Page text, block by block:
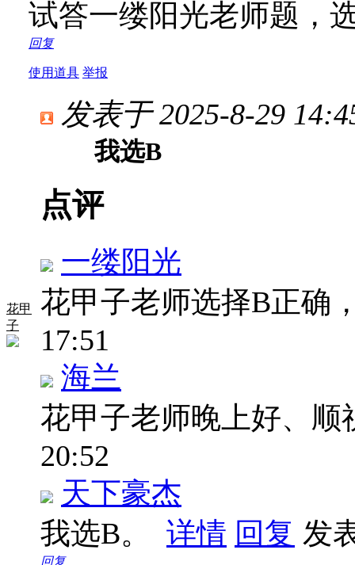
试答一缕阳光老师题，
回复
使用道具 举报
花甲
子
发表于 2025-8-29
我选B
点评
一缕阳光
花甲子老师选择B正确
17:51
海兰
花甲子老师晚上好、
20:52
天下豪杰
我选B。 详情 回复 发
回复